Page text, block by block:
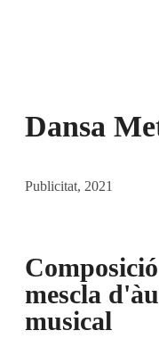
Dansa
Publicitat, 2021
mescla
musical